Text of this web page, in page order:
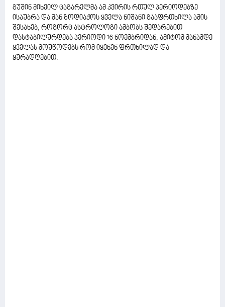
გუშინ მიხეილ ცაგარელმა ამ კვირის რთულ პერიოდებზე
ისაუბრა და მან ზოდიაქოს ყველა ნიშანი გააფრთხილა ამის
შესახებ, როგორც ასტროლოგი ამბობს შედარებით
დასტაბილურდება პერიოდი 16 ნოემბრიდან, ამიტომ მანამდე
ყველას მოუწოდებს რომ იყვნენ ფრთხილად და
ყურადღებით.